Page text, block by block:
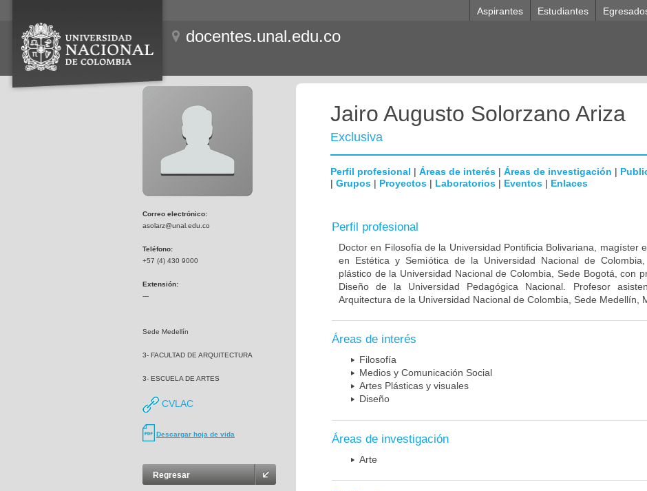
Aspirantes Estudiantes
docentes.unal.edu.co
Correo electrónico:
asolarz@unal.edu.co
Teléfono:
+57 (4) 430 9000
Extensión:
---
Sede Medellín
3- FACULTAD DE ARQUITECTURA
3- ESCUELA DE ARTES
CVLAC
Descargar hoja de vida
Regresar
Jairo Augusto Solorzano Ariza
Exclusiva
Perfil profesional | Áreas de interés | Áreas de investigación |
| Grupos | Proyectos | Laboratorios | Eventos | Enlaces
Perfil profesional
Doctor en Filosofía de la Universidad Pontificia Bolivariana, magíster
en Estética y Semiótica de la Universidad Nacional de
plástico de la Universidad Nacional de Colombia, Sede Bogotá, con
Diseño de la Universidad Pedagógica Nacional. Profesor
Arquitectura de la Universidad Nacional de Colombia, Sede Medellín,
Áreas de interés
Filosofía
Medios y Comunicación Social
Artes Plásticas y visuales
Diseño
Áreas de investigación
Arte